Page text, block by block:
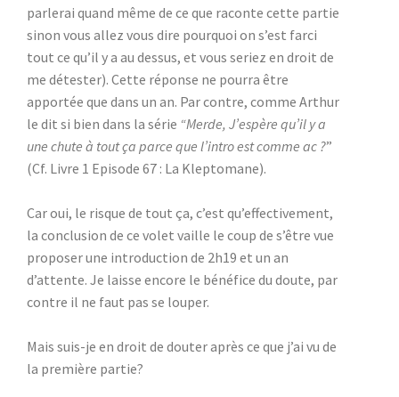
parlerai quand même de ce que raconte cette partie
sinon vous allez vous dire pourquoi on s’est farci
tout ce qu’il y a au dessus, et vous seriez en droit de
me détester). Cette réponse ne pourra être
apportée que dans un an. Par contre, comme Arthur
le dit si bien dans la série “Merde, J’espère qu’il y a
une chute à tout ça parce que l’intro est comme ac ?”
(Cf. Livre 1 Episode 67 : La Kleptomane).
Car oui, le risque de tout ça, c’est qu’effectivement,
la conclusion de ce volet vaille le coup de s’être vue
proposer une introduction de 2h19 et un an
d’attente. Je laisse encore le bénéfice du doute, par
contre il ne faut pas se louper.
Mais suis-je en droit de douter après ce que j’ai vu de
la première partie?